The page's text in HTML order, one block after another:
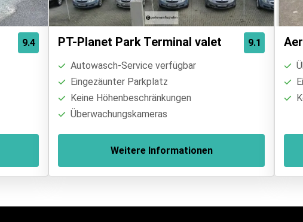
9.4 9.1
PT-Planet Park Terminal valet
Autowasch-Service verfügbar
Eingezäunter Parkplatz
Keine Höhenbeschränkungen
Überwachungskameras
Weitere Informationen